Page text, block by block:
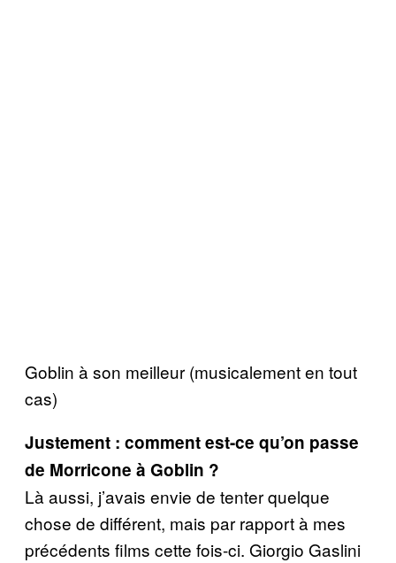
Goblin à son meilleur (musicalement en tout
cas)
Justement : comment est-ce qu’on passe
de Morricone à Goblin ?
Là aussi, j’avais envie de tenter quelque
chose de différent, mais par rapport à mes
précédents films cette fois-ci. Giorgio Gaslini